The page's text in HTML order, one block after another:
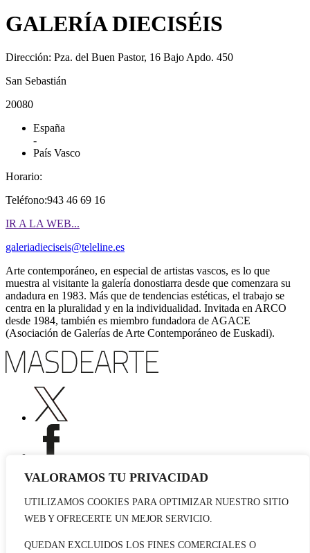
VALORAMOS TU PRIVACIDAD
UTILIZAMOS COOKIES PARA OPTIMIZAR NUESTRO SITIO
WEB Y OFRECERTE UN MEJOR SERVICIO.
QUEDAN EXCLUIDOS LOS FINES COMERCIALES O
GALERÍA DIECISÉIS
Dirección: Pza. del Buen Pastor, 16 Bajo Apdo. 450
San Sebastián
20080
España
-
País Vasco
Horario:
Teléfono:943 46 69 16
IR A LA WEB...
galeriadieciseis@teleline.es
Arte contemporáneo, en especial de artistas vascos, es lo que
muestra al visitante la galería donostiarra desde que comenzara su
andadura en 1983. Más que de tendencias estéticas, el trabajo se
centra en la pluralidad y en la individualidad. Invitada en ARCO
desde 1984, también es miembro fundadora de AGACE
(Asociación de Galerías de Arte Contemporáneo de Euskadi).
Publicidad
Contacto